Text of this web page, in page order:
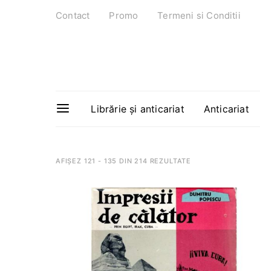
Contact Promo Termeni si Conditii
Librărie și anticariat Anticariat
AFIȘEZ 121 - 135 DIN 214 REZULTATE